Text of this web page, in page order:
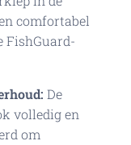
comfortabel
FishGuard-
De
volledig en
om